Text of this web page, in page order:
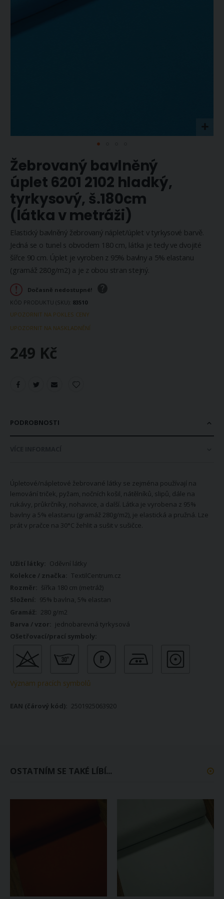
na
začátek
galerie
s
obrázky
Žebrovaný bavlněný
úplet 6201 2102 hladký,
tyrkysový, š.180cm
(látka v metráži)
Elastický bavlněný žebrovaný náplet/úplet v tyrkysové barvě.
Jedná se o tunel s obvodem 180 cm, látka je tedy ve dvojité
šířce 90 cm. Úplet je vyroben z 95% bavlny a 5% elastanu
(gramáž 280g/m2) a je z obou stran stejný.
Dočasně nedostupné!
KÓD PRODUKTU (SKU) 83510
UPOZORNIT NA POKLES CENY
UPOZORNIT NA NASKLADNĚNÍ
249 Kč
PODROBNOSTI
Úpletové/nápletové žebrované látky se zejména používají na
lemování triček, pyžam, nočních košil, nátělníků, slipů, dále na
rukávy, průkrčníky, nohavice, a další. Látka je vyrobena z 95%
bavlny a 5% elastanu (gramáž 280g/m2), je elastická a pružná. Lze
prát v pračce na 30°C žehlit a sušit v sušičce.
Více
informací
Oděvní látky
TextilCentrum.cz
šířka 180 cm (metráž)
95% bavlna, 5% elastan
280 g/m2
jednobarevná tyrkysová
Význam pracích symbolů
2501925063920
OSTATNÍM SE TAKÉ LÍBÍ...